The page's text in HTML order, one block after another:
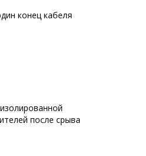
конец кабеля
после срыва